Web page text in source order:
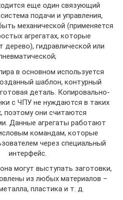
еще один связующий
подачи и управления,
механической (применяется
агрегатах, которые
гидравлической или
в основном используется
шаблон, контурный
деталь. Копировально-
с ЧПУ не нуждаются в таких
поэтому они считаются
Данные агрегаты работают
командам, которые
через специальный
интерфейс.
могут выступать заготовки,
из любых материалов –
пластика и т. д.